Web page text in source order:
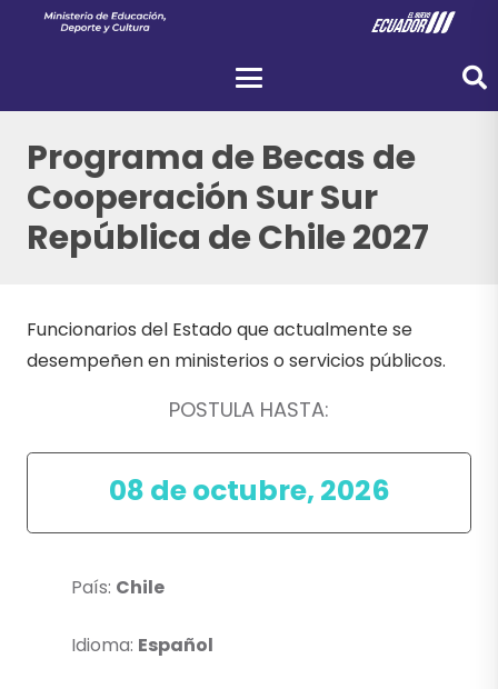
Programa de Becas de
Cooperación Sur Sur
República de Chile 2027
Funcionarios del Estado que actualmente se
desempeñen en ministerios o servicios públicos.
POSTULA HASTA:
08 de octubre, 2026
País: Chile
Idioma: Español